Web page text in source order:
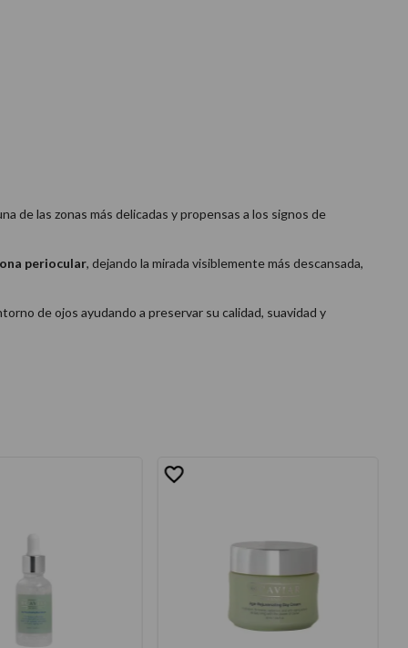
de las zonas más delicadas y propensas a los signos de
periocular, dejando la mirada visiblemente más descansada,
de ojos ayudando a preservar su calidad, suavidad y